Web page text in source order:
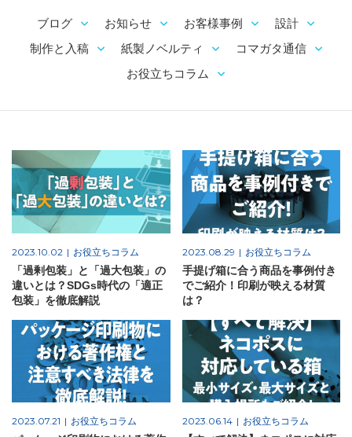
工場案内
箱の材質
お問合せ
「印刷あり」お見積り
「印刷なし」お見積り
サンプル請求
その他のお問合せ
ブログ
ブログ
お知らせ お客様事例 設計
設計
制作と入稿
制作と入稿
紙製ノベルティ
コマガタ通信
お役立ちコラム
2023.10.02 お役立ちコラム
「過剰包装」と「過大包装」の
違いとは？SDGs時代の「適正
包装」を徹底解説
2023.08.29 お役立ちコラム
手提げ箱に合う商品を事例付き
でご紹介！印刷が映える材質
は？
2023.07.21 お役立ちコラム 2023.06.14 お役立ちコラム